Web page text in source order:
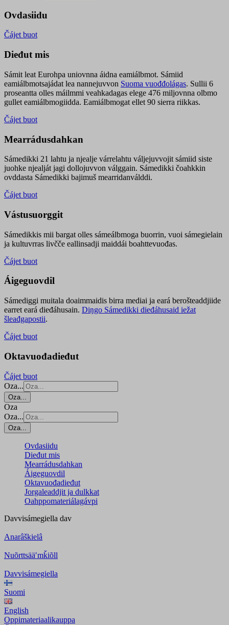
Ovdasiidu
Čájet buot
Dieđut mis
Sámit leat Eurohpa uniovnna áidna eamiálbmot. Sámiid
eamiálbmotsajádat lea nannejuvvon Suoma vuođđolágas. Sullii 6
proseantta olles máilmmi veahkadagas elege 476 miljovnna olbmo
gullet eamiálbmogiidda. Eamiálbmogat ellet 90 sierra riikkas.
Čájet buot
Mearrádusdahkan
Sámedikki 21 lahtu ja njealje várrelahtu váljejuvvojit sámiid siste
juohke njealját jagi dollojuvvon válggain. Sámedikki čoahkkin
ovddasta Sámedikki bajimuš mearridanválddi.
Čájet buot
Vástusuorggit
Sámedikkis mii bargat olles sámeálbmoga buorrin, vuoi sámegielain
ja kultuvrras livčče eallinsadji maiddái boahttevuođas.
Čájet buot
Áigeguovdil
Sámediggi muitala doaimmaidis birra mediai ja eará berošteaddjiide
earret eará dieđáhusain. Diŋgo Sámedikki dieđáhusaid iežat
šleađgapostii.
Čájet buot
Oktavuođadieđut
Čájet buot
Oza...
Oza...
Oza
Oza...
Oza...
Ovdasiidu
Dieđut mis
Mearrádusdahkan
Áigeguovdil
Oktavuođadieđut
Jorgaleaddjit ja dulkkat
Oahppomateriálagávpi
Davvisámegiella dav
Anarâškielâ
Nuõrttsääʹmǩiõll
Davvisámegiella
Suomi
English
Oppimateriaalikauppa